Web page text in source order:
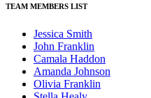
TEAM MEMBERS LIST
Jessica Smith
John Franklin
Camala Haddon
Amanda Johnson
Olivia Franklin